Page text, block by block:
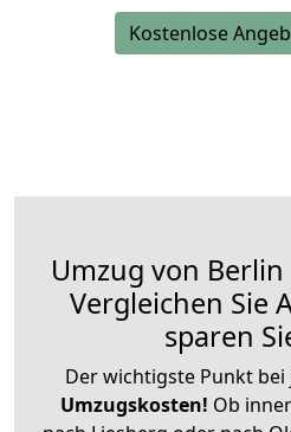
Kostenlose
Umzug von
Vergleichen Sie
sparen
Der wichtigste Punkt bei
Umzugskosten! Ob